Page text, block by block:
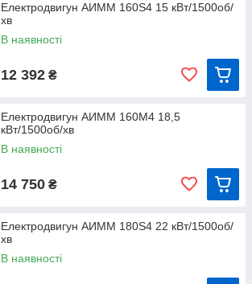
Електродвигун АИМM 160S4 15 кВт/1500об/
хв
В наявності
12 392 ₴
Електродвигун АИММ 160M4 18,5
кВт/1500об/хв
В наявності
14 750 ₴
Електродвигун АИММ 180S4 22 кВт/1500об/
хв
В наявності